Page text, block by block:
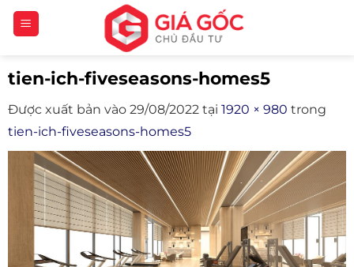
Bỏ
qua
dung
tien-ich-fiveseasons-homes5
Được xuất bản vào 29/08/2022 tại 1920 × 980 trong
tien-ich-fiveseasons-homes5